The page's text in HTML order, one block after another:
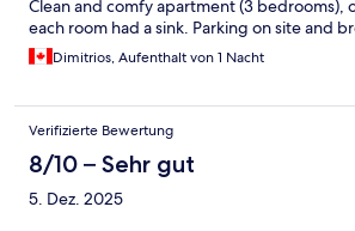
Clean and comfy apartment (3 bedrooms),
each room had a sink. Parking on site and
Dimitrios, Aufenthalt von 1 Nacht
Verifizierte Bewertung
8/10 – Sehr gut
5. Dez. 2025